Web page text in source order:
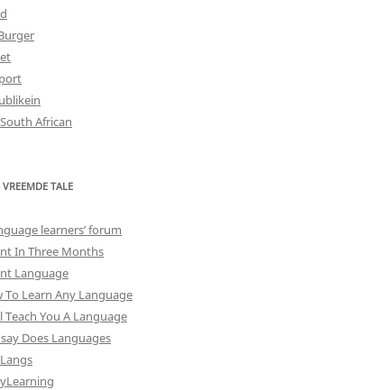
African
VREEMDE TALE
learners’ forum
In Three Months
Language
To Learn Any Language
Teach You A Language
Does Languages